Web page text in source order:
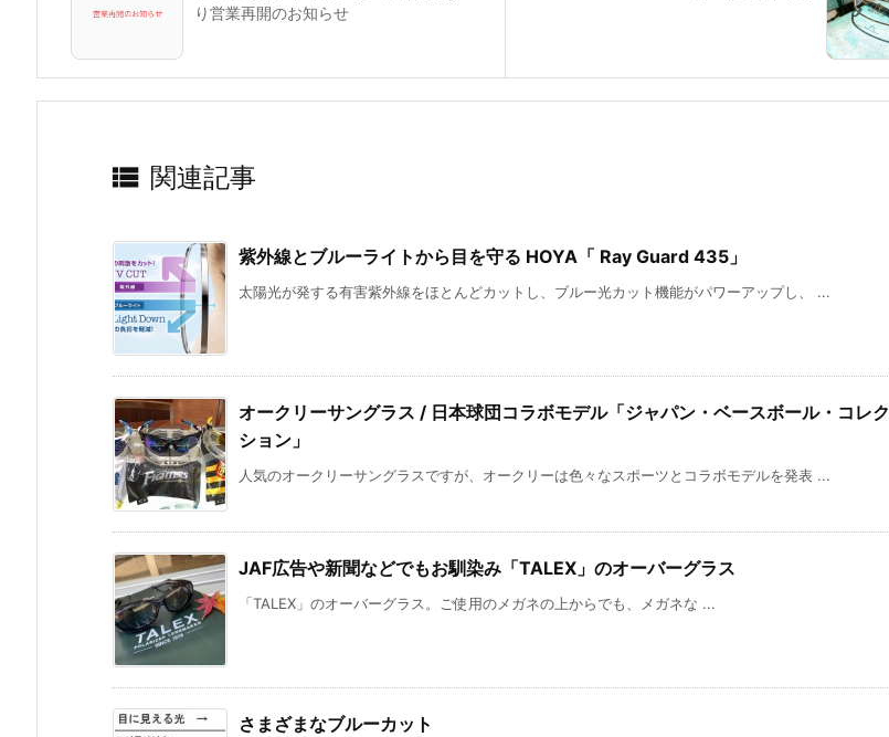
り営業再開のお知らせ
 関連記事
紫外線とブルーライトから目を守る HOYA「 Ray Guard 435」
太陽光が発する有害紫外線をほとんどカットし、ブルー光カット機能がパワーアップし、 ...
オークリーサングラス / 日本球団コラボモデル「ジャパン・ベースボール・コレク
ション」
人気のオークリーサングラスですが、オークリーは色々なスポーツとコラボモデルを発表 ...
JAF広告や新聞などでもお馴染み「TALEX」のオーバーグラス
「TALEX」のオーバーグラス。ご使用のメガネの上からでも、メガネな ...
さまざまなブルーカット